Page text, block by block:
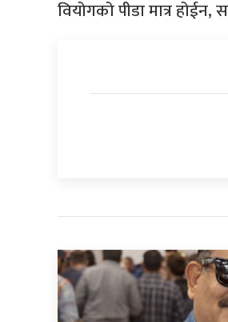
वियोगको पीडा मात्र